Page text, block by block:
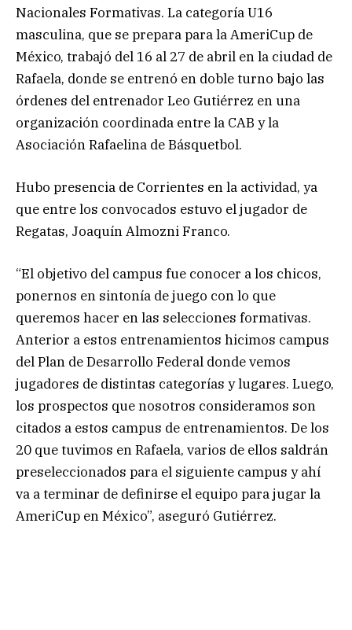
Nacionales Formativas. La categoría U16
masculina, que se prepara para la AmeriCup de
México, trabajó del 16 al 27 de abril en la ciudad de
Rafaela, donde se entrenó en doble turno bajo las
órdenes del entrenador Leo Gutiérrez en una
organización coordinada entre la CAB y la
Asociación Rafaelina de Básquetbol.
Hubo presencia de Corrientes en la actividad, ya
que entre los convocados estuvo el jugador de
Regatas, Joaquín Almozni Franco.
“El objetivo del campus fue conocer a los chicos,
ponernos en sintonía de juego con lo que
queremos hacer en las selecciones formativas.
Anterior a estos entrenamientos hicimos campus
del Plan de Desarrollo Federal donde vemos
jugadores de distintas categorías y lugares. Luego,
los prospectos que nosotros consideramos son
citados a estos campus de entrenamientos. De los
20 que tuvimos en Rafaela, varios de ellos saldrán
preseleccionados para el siguiente campus y ahí
va a terminar de definirse el equipo para jugar la
AmeriCup en México”, aseguró Gutiérrez.